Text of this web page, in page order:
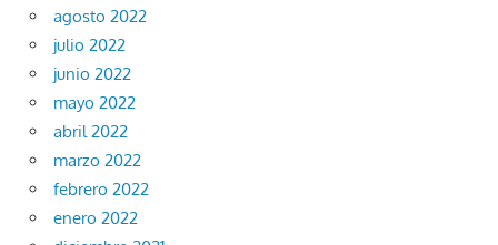
agosto 2022
julio 2022
junio 2022
mayo 2022
abril 2022
marzo 2022
febrero 2022
enero 2022